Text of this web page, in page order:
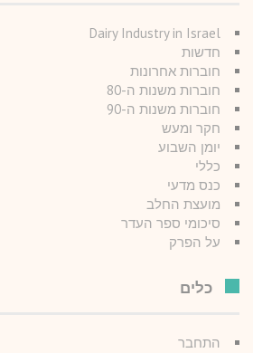
Dairy Industry in Israel
חדשות
חוברות אחרונות
חוברות משנות ה-80
חוברות משנות ה-90
חקר ומעש
יומן השבוע
כללי
כנס מדעי
מועצת החלב
סיכומי ספר העדר
על הפרק
כלים
התחבר